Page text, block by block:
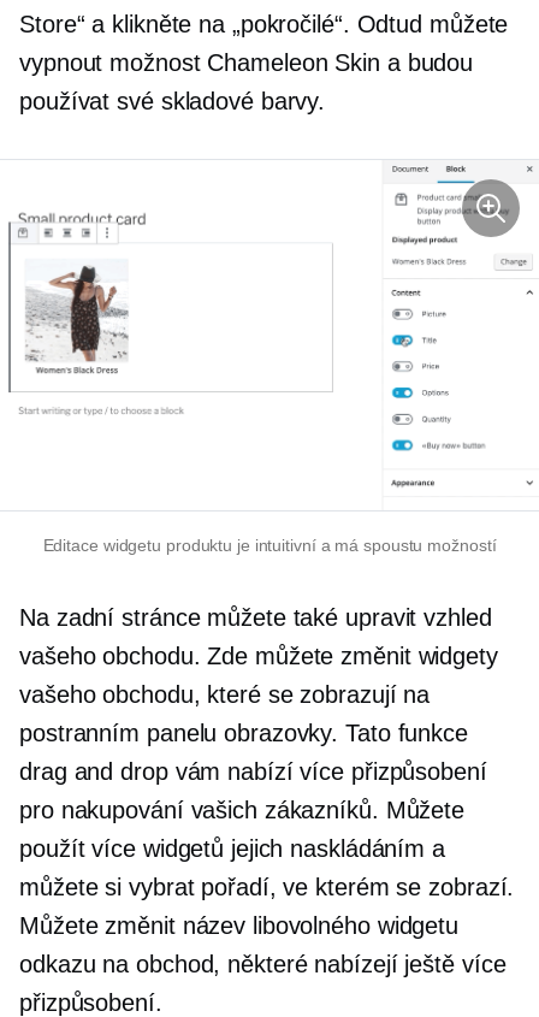
Store“ a klikněte na „pokročilé“. Odtud můžete
vypnout možnost Chameleon Skin a budou
používat své skladové barvy.
Editace widgetu produktu je intuitivní a má spoustu možností
Na zadní stránce můžete také upravit vzhled
vašeho obchodu. Zde můžete změnit widgety
vašeho obchodu, které se zobrazují na
postranním panelu obrazovky. Tato funkce
drag and drop vám nabízí více přizpůsobení
pro nakupování vašich zákazníků. Můžete
použít více widgetů jejich naskládáním a
můžete si vybrat pořadí, ve kterém se zobrazí.
Můžete změnit název libovolného widgetu
odkazu na obchod, některé nabízejí ještě více
přizpůsobení.